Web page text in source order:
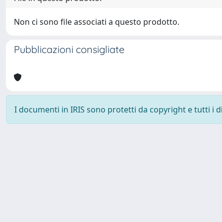
Non ci sono file associati a questo prodotto.
Pubblicazioni consigliate
I documenti in IRIS sono protetti da copyright e tutti i